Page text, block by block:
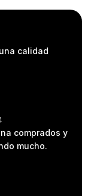
calidad
comprados y
mucho.